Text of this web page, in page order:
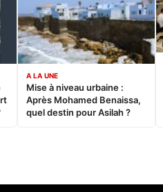
A LA UNE
Mise à niveau urbaine :
Après Mohamed Benaissa,
quel destin pour Asilah ?